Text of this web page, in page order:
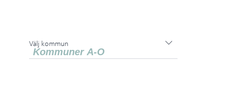
Välj kommun